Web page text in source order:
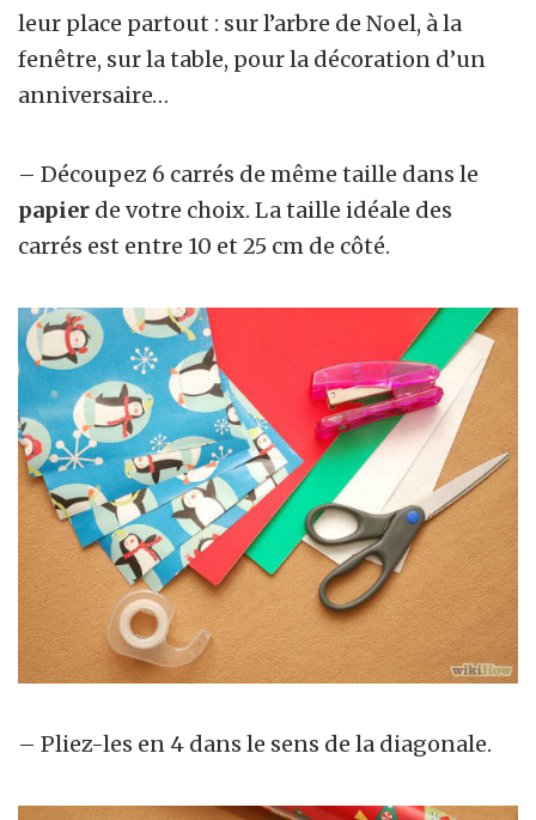
leur place partout : sur l’arbre de Noel, à la
fenêtre, sur la table, pour la décoration d’un
anniversaire…
– Découpez 6 carrés de même taille dans le
papier de votre choix. La taille idéale des
carrés est entre 10 et 25 cm de côté.
– Pliez-les en 4 dans le sens de la diagonale.